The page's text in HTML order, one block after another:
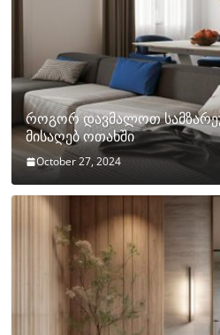
როგორ დავმალოთ
მისაღებ ოთახში
October 27, 2024